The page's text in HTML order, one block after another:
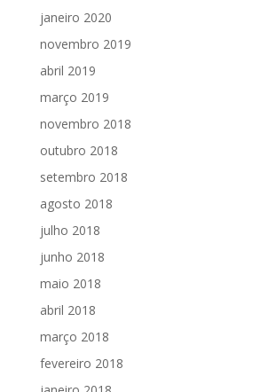
janeiro 2020
novembro 2019
abril 2019
março 2019
novembro 2018
outubro 2018
setembro 2018
agosto 2018
julho 2018
junho 2018
maio 2018
abril 2018
março 2018
fevereiro 2018